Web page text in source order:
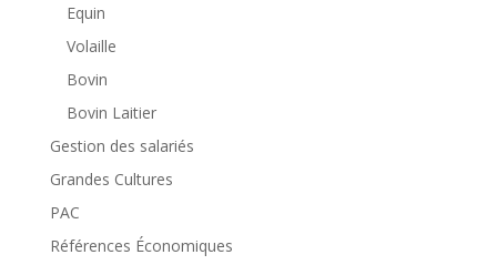
Equin
Volaille
Bovin
Bovin Laitier
Gestion des salariés
Grandes Cultures
PAC
Références Économiques